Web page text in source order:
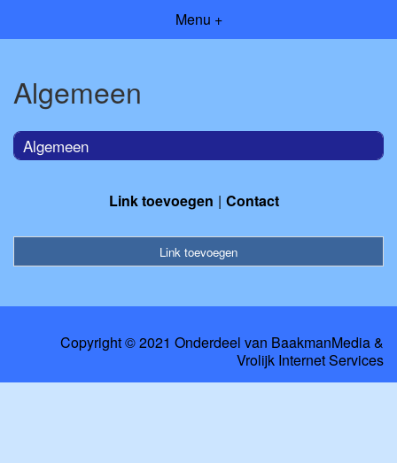
Menu +
Algemeen
Algemeen
Link toevoegen Contact
Link toevoegen
Copyright © 2021 Onderdeel van BaakmanMedia&
Vrolijk Internet Services